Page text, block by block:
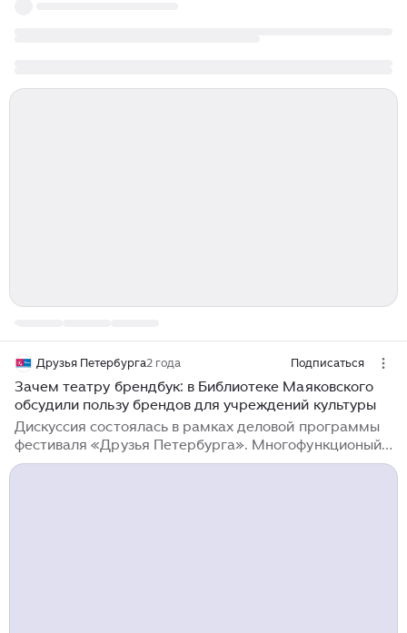
Друзья Петербурга2 года Подписаться
Зачем театру брендбук: в Библиотеке Маяковского
обсудили пользу брендов для учреждений культуры
Дискуссия состоялась в рамках деловой программы
фестиваля «Друзья Петербурга». Многофункционый
проект ПАО «Газпром» «Друзья Петербурга»